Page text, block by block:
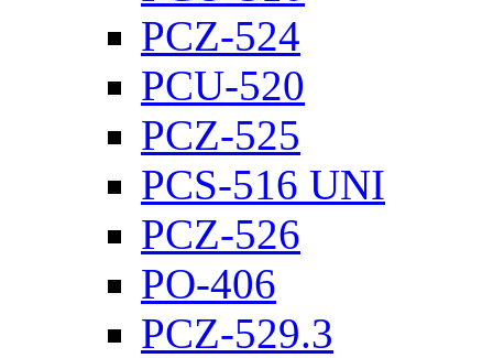
PCZ-524
PCU-520
PCZ-525
PCS-516 UNI
PCZ-526
PO-406
PCZ-529.3